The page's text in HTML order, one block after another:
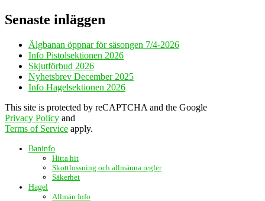
Senaste inläggen
Älgbanan öppnar för säsongen 7/4-2026
Info Pistolsektionen 2026
Skjutförbud 2026
Nyhetsbrev December 2025
Info Hagelsektionen 2026
This site is protected by reCAPTCHA and the Google
Privacy Policy and
Terms of Service apply.
Baninfo
Hitta hit
Skottlossning och allmänna regler
Säkerhet
Hagel
Allmän Info